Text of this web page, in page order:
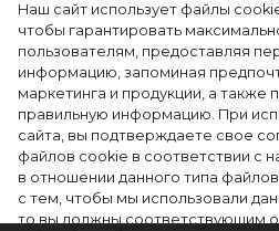
Наш сайт использует файлы
чтобы гарантировать
пользователям, предоставляя
информацию, запоминая
маркетинга и продукции, а также
правильную информацию. При
сайта, вы подтверждаете свое
файлов cookie в соответствии с
в отношении данного типа
с тем, чтобы мы использовали
то вы должны соответствующим
Как Ульяновск стал
моды на два дня —
млн рублей
случилось на форуме в